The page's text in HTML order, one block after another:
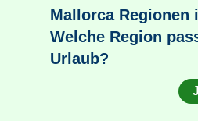
Mallorca Regionen
Welche Region
Urlaub?